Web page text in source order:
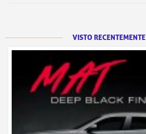
VISTO RECENTEMENTE